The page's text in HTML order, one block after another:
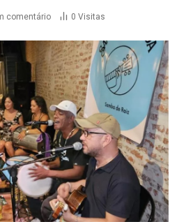
comentário 0 Visitas